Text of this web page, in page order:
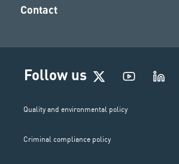
Contact
Follow us
Quality and environmental policy
Criminal compliance policy